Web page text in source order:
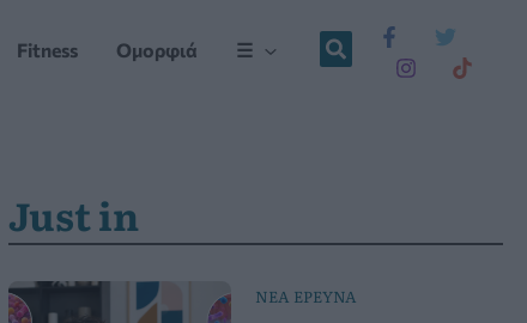
Fitness Ομορφιά ☰
Just in
ΝΕΑ ΕΡΕΥΝΑ